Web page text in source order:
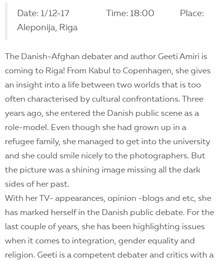
Date: 1/12-17 Time: 18:00 Place:
Aleponija, Riga
The Danish-Afghan debater and author Geeti Amiri is
coming to Riga! From Kabul to Copenhagen, she gives
an insight into a life between two worlds that is too
often characterised by cultural confrontations. Three
years ago, she entered the Danish public scene as a
role-model. Even though she had grown up in a
refugee family, she managed to get into the university
and she could smile nicely to the photographers. But
the picture was a shining image missing all the dark
sides of her past.
With her TV- appearances, opinion -blogs and etc, she
has marked herself in the Danish public debate. For the
last couple of years, she has been highlighting issues
when it comes to integration, gender equality and
religion. Geeti is a competent debater and critics with a